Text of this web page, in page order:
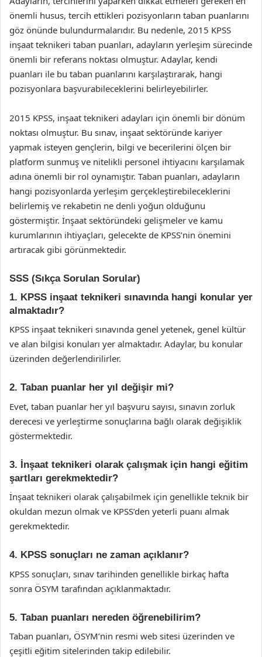
önemli husus, tercih ettikleri pozisyonların taban puanlarını
göz önünde bulundurmalarıdır. Bu nedenle, 2015 KPSS
inşaat teknikeri taban puanları, adayların yerleşim sürecinde
önemli bir referans noktası olmuştur. Adaylar, kendi
puanları ile bu taban puanlarını karşılaştırarak, hangi
pozisyonlara başvurabileceklerini belirleyebilirler.
2015 KPSS, inşaat teknikeri adayları için önemli bir dönüm
noktası olmuştur. Bu sınav, inşaat sektöründe kariyer
yapmak isteyen gençlerin, bilgi ve becerilerini ölçen bir
platform sunmuş ve nitelikli personel ihtiyacını karşılamak
adına önemli bir rol oynamıştır. Taban puanları, adayların
hangi pozisyonlarda yerleşim gerçekleştirebileceklerini
belirlemiş ve rekabetin ne denli yoğun olduğunu
göstermiştir. İnşaat sektöründeki gelişmeler ve kamu
kurumlarının ihtiyaçları, gelecekte de KPSS’nin önemini
artıracak gibi görünmektedir.
SSS (Sıkça Sorulan Sorular)
1. KPSS inşaat teknikeri sınavında hangi konular yer
almaktadır?
KPSS inşaat teknikeri sınavında genel yetenek, genel kültür
ve alan bilgisi konuları yer almaktadır. Adaylar, bu konular
üzerinden değerlendirilirler.
2. Taban puanlar her yıl değişir mi?
Evet, taban puanlar her yıl başvuru sayısı, sınavın zorluk
derecesi ve yerleştirme sonuçlarına bağlı olarak değişiklik
göstermektedir.
3. İnşaat teknikeri olarak çalışmak için hangi eğitim
şartları gerekmektedir?
İnşaat teknikeri olarak çalışabilmek için genellikle teknik bir
okuldan mezun olmak ve KPSS’den yeterli puanı almak
gerekmektedir.
4. KPSS sonuçları ne zaman açıklanır?
KPSS sonuçları, sınav tarihinden genellikle birkaç hafta
sonra ÖSYM tarafından açıklanmaktadır.
5. Taban puanları nereden öğrenebilirim?
Taban puanları, ÖSYM’nin resmi web sitesi üzerinden ve
çeşitli eğitim sitelerinden takip edilebilir.